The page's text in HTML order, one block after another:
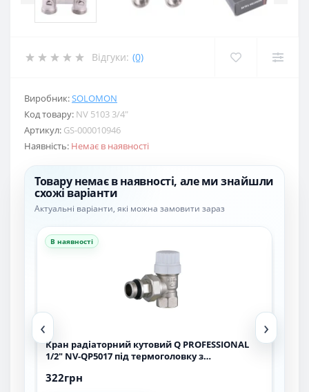
Відгуки: (0)
Виробник:SOLOMON
Код товару: NV 5103 3/4″
Артикул: GS-000010946
Наявність: Немає в наявності
Товару немає в наявності, але ми знайшли
схожі варіанти
Актуальні варіанти, які можна замовити зараз
‹
В наявності
Кран радіаторний кутовий Q PROFESSIONAL
1/2″ NV-QP5017 під термоголовку з
322грн
›